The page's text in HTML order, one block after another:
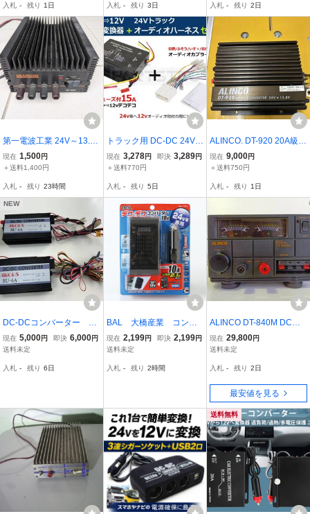
-DCコンバーター
入札 - 残り 1日 入札 - 残り 3日 入札 - 残り 2日
第一電波工業 24V～13.8
V GC-1225 DC-DCコンバ
ーター
現在 1,500円
＋送料1,400円
入札 - 残り 23時間
トラック用 DC-DC 24V→
12V 電圧変換器 デコデコ
15A＋オーディオハーネ
う/いすゞ/日産UD /146-2
19+28-130
現在 3,278円 即決 3,289円
＋送料770円
入札 - 残り 5日
ALINCO. DT-920 20A級ス
イッチング方式 DC-DC
コンバーター
現在 9,000円
＋送料750円
入札 - 残り 1日
NEW
DC-DCコンバーター A
RGUS BU-6A 2台セット
中古美品
現在 5,000円 即決 6,000円
送料未定
入札 - 残り 6日
BAL 大橋産業 コンバ
ーター DC/DC 10A N
O1771 DC24V車用 新
現在 2,199円 即決 2,199円
送料未定
入札 - 残り 2時間
ALINCO DT-840M DCコ
ンバーター 40A 新品未使
用品 トラック用品 日野
現在 29,800円
送料未定
入札 - 残り 2日
最安値を見る
送料無料